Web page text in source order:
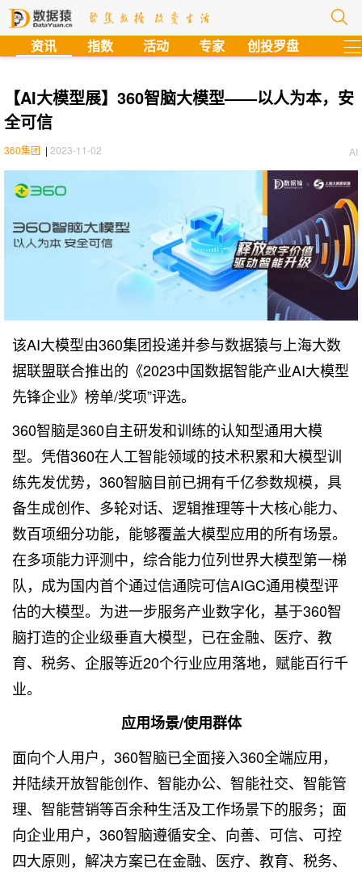
资讯 指数 活动 专家 创投罗盘
【AI大模型展】360智脑大模型——以人为本，安
全可信
AI
360集团 | 2023-11-02
该AI大模型由360集团投递并参与数据猿与 上海大数
据联盟联合推出的《2023中国数据智能产业AI大模型
先锋企业》榜单/奖项”评选。
360智脑是360自主研发和训练的认知型通用大模
型。凭借360在人工智能领域的技术积累和大模型训
练先发优势，360智脑目前已拥有千亿参数规模，具
备生成创作、多轮对话、逻辑推理等十大核心能力、
数百项细分功能，能够覆盖大模型应用的所有场景。
在多项能力评测中，综合能力位列世界大模型第一梯
队，成为国内首个通过信通院可信AIGC通用模型评
估的大模型。为进一步服务产业数字化，基于360智
脑打造的企业级垂直大模型，已在金融、医疗、教
育、税务、企服等近20个行业应用落地，赋能百行千
业。
应用场景/使用群体
面向个人用户，360智脑已全面接入360全端应用，
并陆续开放智能创作、智能办公、智能社交、智能管
理、智能营销等百余种生活及工作场景下的服务；面
向企业用户，360智脑遵循安全、向善、可信、可控
四大原则，解决方案已在金融、医疗、教育、税务、